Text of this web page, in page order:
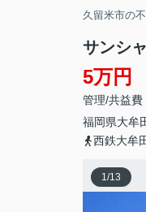
久留米市の
サンシ
5万円
管理/共益費
福岡県大牟
西鉄大牟
1/13